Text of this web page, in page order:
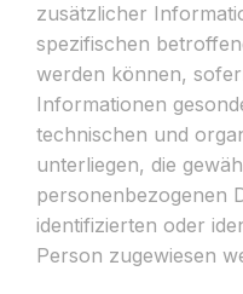
zusätzlicher
spezifischen
werden können,
Informationen
technischen und
unterliegen, die
personenbezogenen
identifizierten oder
Person zugewiesen